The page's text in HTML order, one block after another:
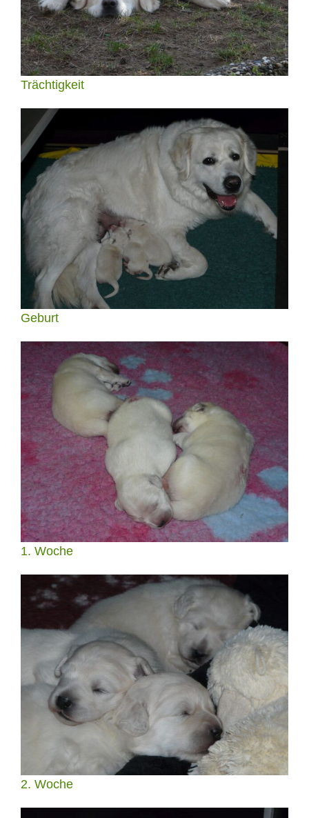
Trächtigkeit
Geburt
1. Woche
2. Woche